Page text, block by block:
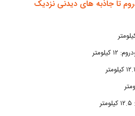
تا جاذبه های دیدنی نزدیک